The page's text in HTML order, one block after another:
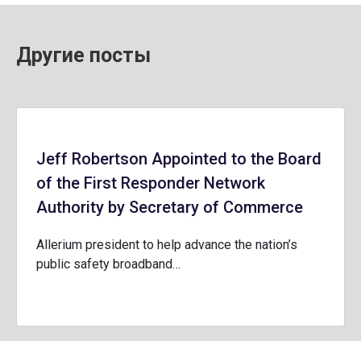
Другие посты
Jeff Robertson Appointed to the Board
of the First Responder Network
Authority by Secretary of Commerce
Allerium president to help advance the nation’s
public safety broadband…